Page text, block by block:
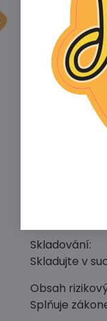
Doporučené
Cibule,
Brukvovitá
Rajčata,
Hrách a
Brambory
Ovocné
Obnova
Skladování:
Skladujte v
Obsah
Splňuje